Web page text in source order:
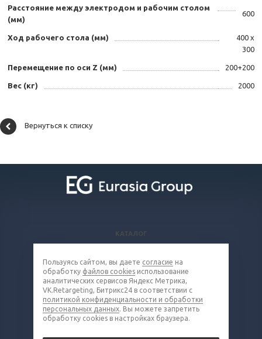
Расстояние между электродом и рабочим столом
(мм)
600
Ход рабочего стола (мм)
400 х
300
Перемещение по оси Z (мм) 200+200
Вес (кг) 2000
Вернуться к списку
КАТАЛОГ
КОМПАНИЯ
КОНТАКТЫ
8 (800) 302-16-85
metall@eq-mail.ru
Пользуясь сайтом, вы даете согласие на
обработку файлов cookies использование
аналитических сервисов Яндекс Метрика,
VK.Retargeting, Битрикс24 в соответствии с
политикой конфиденциальности и обработки
персональных данных. Вы можете запретить
обработку cookies в настройках браузера.